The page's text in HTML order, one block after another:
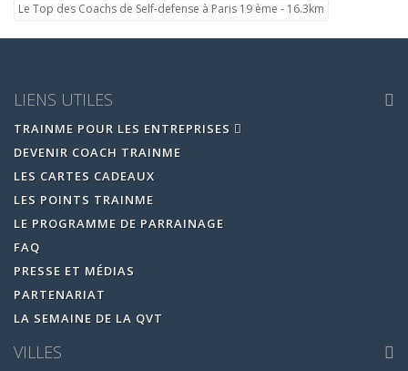
Le Top des Coachs de Self-defense à Paris 19 ème - 16.3km
LIENS UTILES
TRAINME POUR LES ENTREPRISES
DEVENIR COACH TRAINME
LES CARTES CADEAUX
LES POINTS TRAINME
LE PROGRAMME DE PARRAINAGE
FAQ
PRESSE ET MÉDIAS
PARTENARIAT
LA SEMAINE DE LA QVT
VILLES